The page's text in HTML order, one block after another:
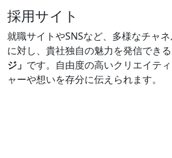
採用サイト
就職サイトやSNSなど、多様なチャ
に対し、貴社独自の魅力を発信できる
ジ」 です。自由度の高いクリエイテ
ャーや想いを存分に伝えられます。